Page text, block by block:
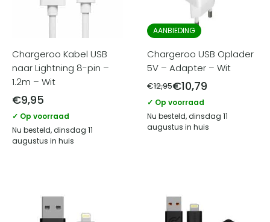
Chargeroo Kabel USB
naar Lightning 8-pin –
1.2m – Wit
€9,95
✓ Op voorraad
Nu besteld, dinsdag 11
augustus in huis
AANBIEDING
Chargeroo USB Oplader
5V – Adapter – Wit
€12,95€10,79
✓ Op voorraad
Nu besteld, dinsdag 11
augustus in huis